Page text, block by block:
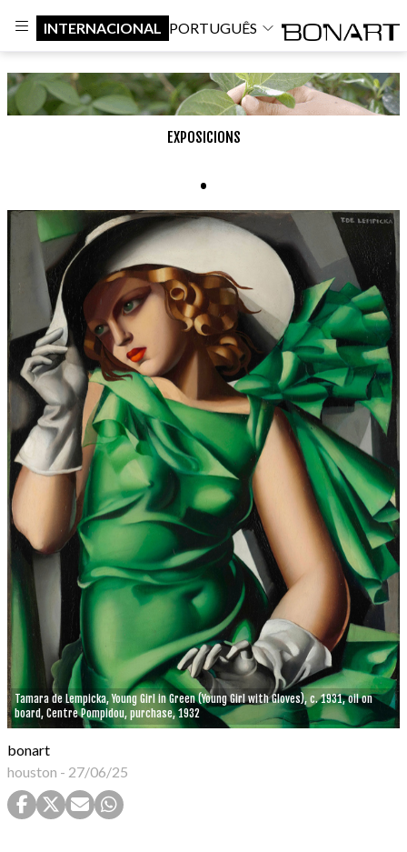
INTERNACIONAL PORTUGUÊS
EXPOSICIONS
.
Tamara de Lempicka, Young Girl in Green (Young Girl with Gloves), c. 1931, oil on
board, Centre Pompidou, purchase, 1932
bonart
houston - 27/06/25